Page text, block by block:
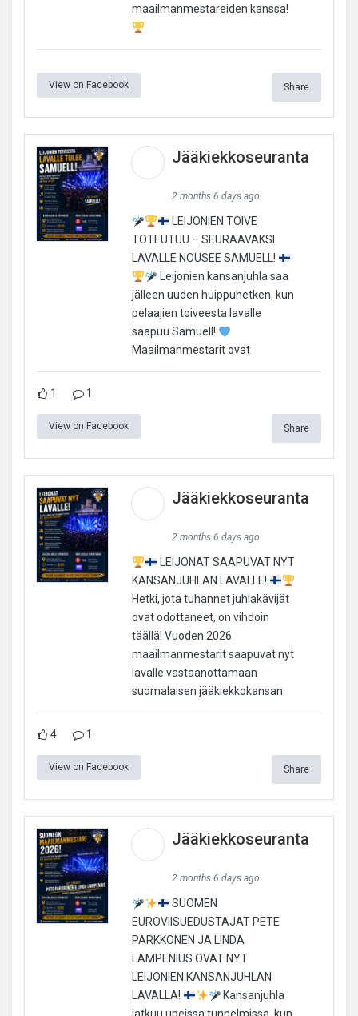
maailmanmestareiden kanssa!
View on Facebook Share
Jääkiekkoseuranta
2 months 6 days ago
LEIJONIEN TOIVE
TOTEUTUU – SEURAAVAKSI
LAVALLE NOUSEE SAMUELL!
Leijonien kansanjuhla saa
jälleen uuden huippuhetken, kun
pelaajien toiveesta lavalle
saapuu Samuell!
Maailmanmestarit ovat
1 1
View on Facebook Share
Jääkiekkoseuranta
2 months 6 days ago
LEIJONAT SAAPUVAT NYT
KANSANJUHLAN LAVALLE!
Hetki, jota tuhannet juhlakävijät
ovat odottaneet, on vihdoin
täällä! Vuoden 2026
maailmanmestarit saapuvat nyt
lavalle vastaanottamaan
suomalaisen jääkiekkokansan
4 1
View on Facebook Share
Jääkiekkoseuranta
2 months 6 days ago
SUOMEN
EUROVIISUEDUSTAJAT PETE
PARKKONEN JA LINDA
LAMPENIUS OVAT NYT
LEIJONIEN KANSANJUHLAN
LAVALLA!
Kansanjuhla